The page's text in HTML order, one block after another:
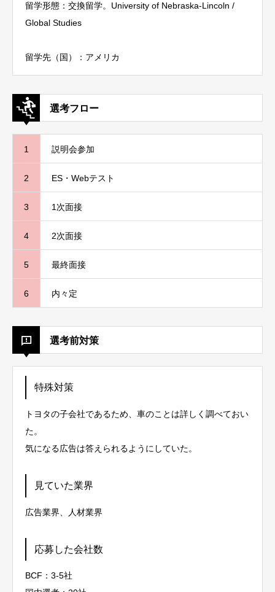
留学形態：交換留学。University of Nebraska-Lincoln /
Global Studies
留学先（国）：アメリカ
選考フロー
1 説明会参加
2 ES・Webテスト
3 1次面接
4 2次面接
5 最終面接
6 内々定
選考前対策
特殊対策
トヨタの子会社であるため、車のことは詳しく調べておい
た。
気になる広告は答えられるようにしていた。
見ていた業界
広告業界、人材業界
応募した会社数
BCF：3-5社